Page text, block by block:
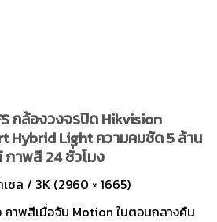
กล้องวงจรปิด Hikvision
Hybrid Light ความคมชัด 5 ล้าน
ภาพสี 24 ชั่วโมง
ซล / 3K (2960 × 1665)
ภาพสีเมื่อจับ Motion ในตอนกลางคืน